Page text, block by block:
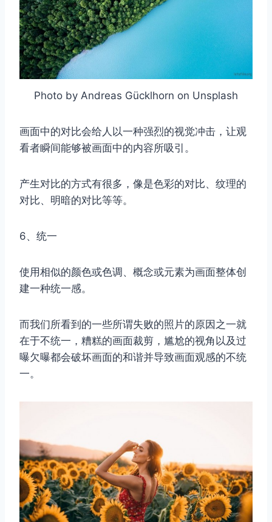
Photo by Andreas Gücklhorn on Unsplash
画面中的对比会给人以一种强烈的视觉冲击，让观
看者瞬间能够被画面中的内容所吸引。
产生对比的方式有很多，像是色彩的对比、纹理的
对比、明暗的对比等等。
6、统一
使用相似的颜色或色调、概念或元素为画面整体创
建一种统一感。
而我们所看到的一些所谓失败的照片的原因之一就
在于不统一，糟糕的画面裁剪，尴尬的视角以及过
曝欠曝都会破坏画面的和谐并导致画面观感的不统
一。